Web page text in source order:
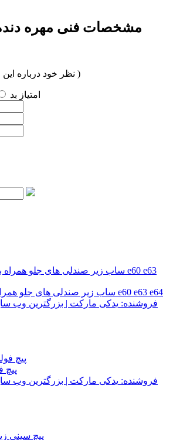
مشخصات فنی مهره
( نظر خود درباره این محصول را ثبت نمایید )
امتیاز بد
ساب زیر صندلی های جلو همراه با توری مناسب برای e60 e63 e64
فروشنده: یدکی مارکت | بزرگترین وب
پیچ
فروشنده: یدکی مارکت | بزرگترین وب